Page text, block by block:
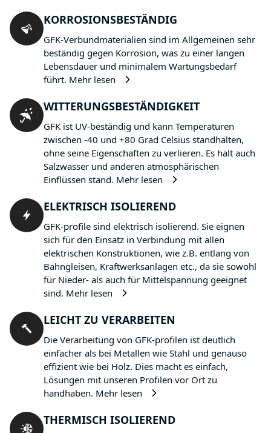
KORROSIONSBESTÄNDIG
GFK-Verbundmaterialien sind im Allgemeinen sehr
beständig gegen Korrosion, was zu einer langen
Lebensdauer und minimalem Wartungsbedarf
führt. Mehr lesen
WITTERUNGSBESTÄNDIGKEIT
GFK ist UV-beständig und kann Temperaturen
zwischen -40 und +80 Grad Celsius standhalten,
ohne seine Eigenschaften zu verlieren. Es hält auch
Salzwasser und anderen atmosphärischen
Einflüssen stand. Mehr lesen
ELEKTRISCH ISOLIEREND
GFK-profile sind elektrisch isolierend. Sie eignen
sich für den Einsatz in Verbindung mit allen
elektrischen Konstruktionen, wie z.B. entlang von
Bahngleisen, Kraftwerksanlagen etc., da sie sowohl
für Nieder- als auch für Mittelspannung geeignet
sind. Mehr lesen
LEICHT ZU VERARBEITEN
Die Verarbeitung von GFK-profilen ist deutlich
einfacher als bei Metallen wie Stahl und genauso
effizient wie bei Holz. Dies macht es einfach,
Lösungen mit unseren Profilen vor Ort zu
handhaben. Mehr lesen
THERMISCH ISOLIEREND